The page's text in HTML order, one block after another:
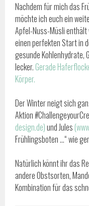
Nachdem für mich das
möchte ich euch ein
Apfel-Nuss-Müsli
einen perfekten Start in
gesunde Kohlenhydrate,
lecker. Gerade
Körper.
Der Winter neigt sich
Aktion
design.de)und Jules
Frühlingsboten …“ wie
Natürlich könnt ihr das
andere Obstsorten,
Kombination für das